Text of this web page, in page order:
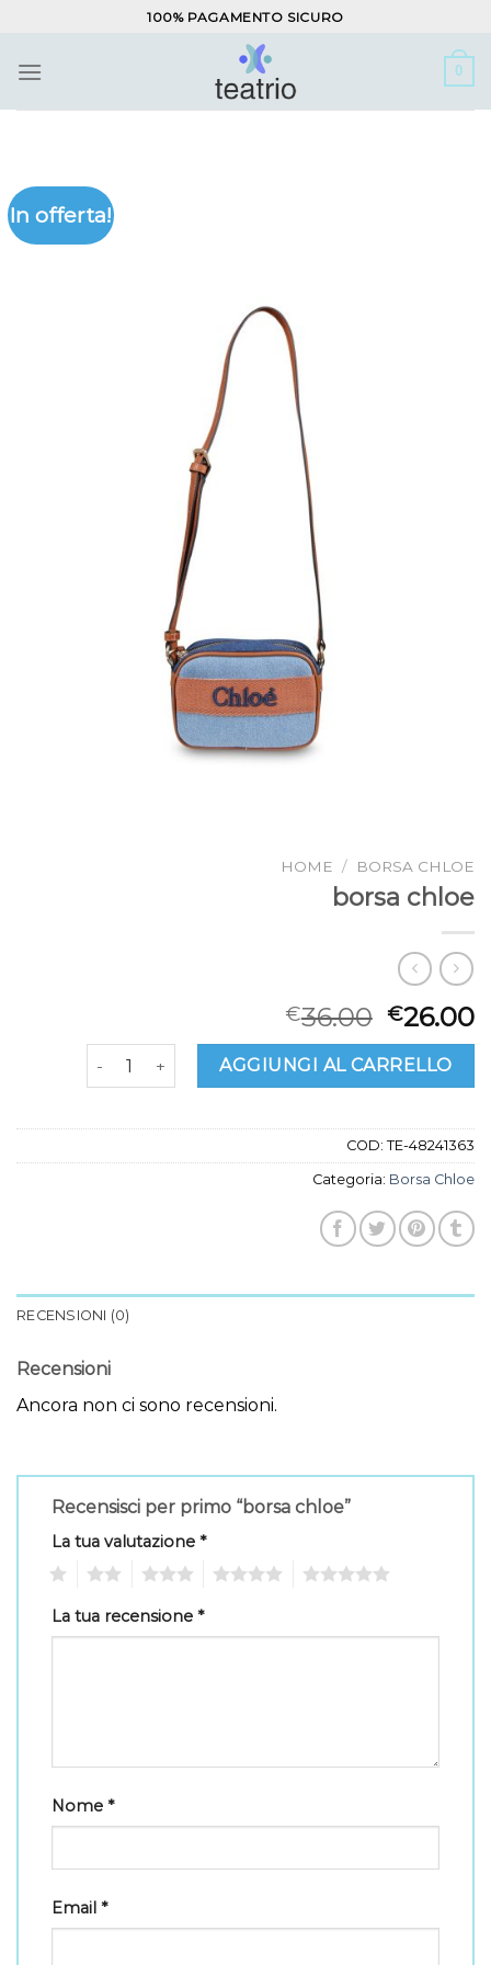
contenuti
100% PAGAMENTO SICURO
0
In offerta!
HOME / BORSA CHLOE
borsa chloe
€36.00 €26.00
borsa chloe quantitàAGGIUNGI AL CARRELLO
COD: TE-48241363
Categoria: Borsa Chloe
RECENSIONI (0)
Recensioni
Ancora non ci sono recensioni.
Recensisci per primo “borsa chloe”
La tua valutazione *
La tua recensione *
Nome *
Email *